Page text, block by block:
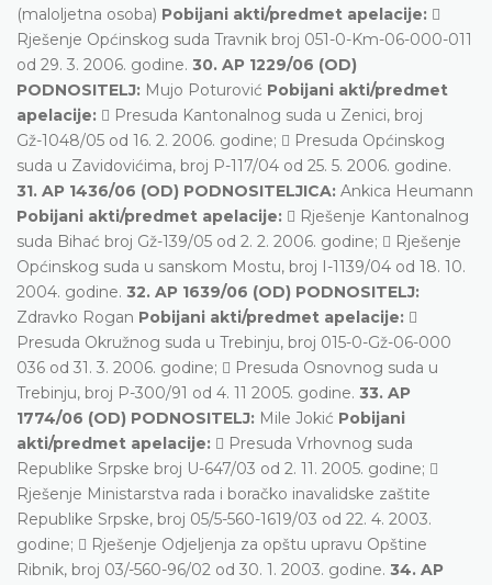
(maloljetna osoba) Pobijani akti/predmet apelacije: 
Rješenje Općinskog suda Travnik broj 051-0-Km-06-000-011
od 29. 3. 2006. godine. 30. AP 1229/06 (OD)
PODNOSITELJ: Mujo Poturović Pobijani akti/predmet
apelacije:  Presuda Kantonalnog suda u Zenici, broj
Gž-1048/05 od 16. 2. 2006. godine;  Presuda Općinskog
suda u Zavidovićima, broj P-117/04 od 25. 5. 2006. godine.
31. AP 1436/06 (OD) PODNOSITELJICA: Ankica Heumann
Pobijani akti/predmet apelacije:  Rješenje Kantonalnog
suda Bihać broj Gž-139/05 od 2. 2. 2006. godine;  Rješenje
Općinskog suda u sanskom Mostu, broj I-1139/04 od 18. 10.
2004. godine. 32. AP 1639/06 (OD) PODNOSITELJ:
Zdravko Rogan Pobijani akti/predmet apelacije: 
Presuda Okružnog suda u Trebinju, broj 015-0-Gž-06-000
036 od 31. 3. 2006. godine;  Presuda Osnovnog suda u
Trebinju, broj P-300/91 od 4. 11 2005. godine. 33. AP
1774/06 (OD) PODNOSITELJ: Mile Jokić Pobijani
akti/predmet apelacije:  Presuda Vrhovnog suda
Republike Srpske broj U-647/03 od 2. 11. 2005. godine; 
Rješenje Ministarstva rada i boračko inavalidske zaštite
Republike Srpske, broj 05/5-560-1619/03 od 22. 4. 2003.
godine;  Rješenje Odjeljenja za opštu upravu Opštine
Ribnik, broj 03/-560-96/02 od 30. 1. 2003. godine. 34. AP